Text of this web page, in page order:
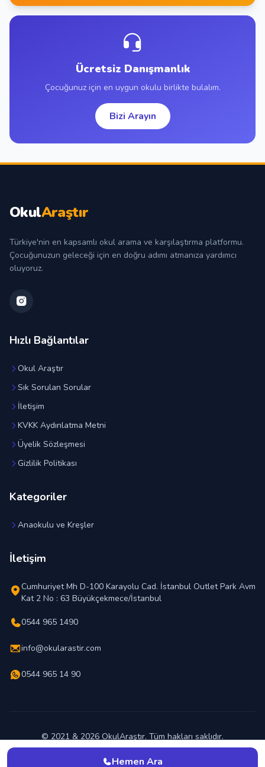
Ücretsiz Danışmanlık
Çocuğunuz için en uygun okulu birlikte bulalım.
Bizi Arayın
Hemen Ara
OkulAraştır
Türkiye'nin en kapsamlı okul arama ve karşılaştırma platformu.
Çocuğunuzun geleceği için en doğru adımı atmanıza yardımcı
oluyoruz.
Hızlı Bağlantılar
Okul Araştır
Sık Sorulan Sorular
İletişim
KVKK Aydınlatma Metni
Üyelik Sözleşmesi
Gizlilik Politikası
Kategoriler
Anaokulu ve Kreşler
İletişim
Cumhuriyet Mh D-100 Karayolu Cad. İstanbul Outlet Park Avm
Kat 2 No : 63 Büyükçekmece/İstanbul
0544 965 1490
info@okularastir.com
0544 965 14 90
© 2021 & 2026 OkulAraştır. Tüm hakları saklıdır.
En İyi Okul Hangisi ?